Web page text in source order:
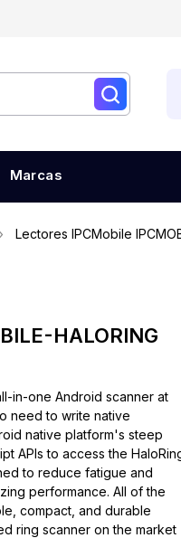
Marcas
Lectores IPCMobile
HALORING
in-one Android scanner at
need to write native
native platform's steep
APIs to access the
to reduce fatigue and
performance. All of the
compact, and durable
ring scanner on the market